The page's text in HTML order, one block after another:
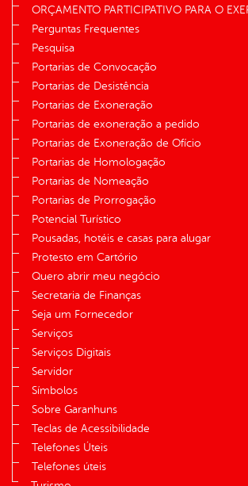
ORÇAMENTO PARTICIPATIVO PARA O
Perguntas Frequentes
Pesquisa
Portarias de Convocação
Portarias de Desistência
Portarias de Exoneração
Portarias de exoneração a pedido
Portarias de Exoneração de Ofício
Portarias de Homologação
Portarias de Nomeação
Portarias de Prorrogação
Potencial Turístico
Pousadas, hotéis e casas para alugar
Protesto em Cartório
Quero abrir meu negócio
Secretaria de Finanças
Seja um Fornecedor
Serviços
Serviços Digitais
Servidor
Símbolos
Sobre Garanhuns
Teclas de Acessibilidade
Telefones Úteis
Telefones úteis